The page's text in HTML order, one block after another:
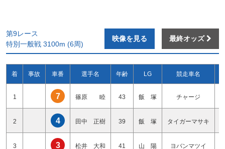
第9レース
特別一般戦 3100m (6周)
映像を見る 最終オッズ
着 事故 車番 選手名 年齢 LG 競走車名
1 7 篠原 睦 43 飯 塚 チャージ
2 4 田中 正樹 39 飯 塚 タイガーマサキ
3 3 松井 大和 41 山 陽 ヨバンマツイ